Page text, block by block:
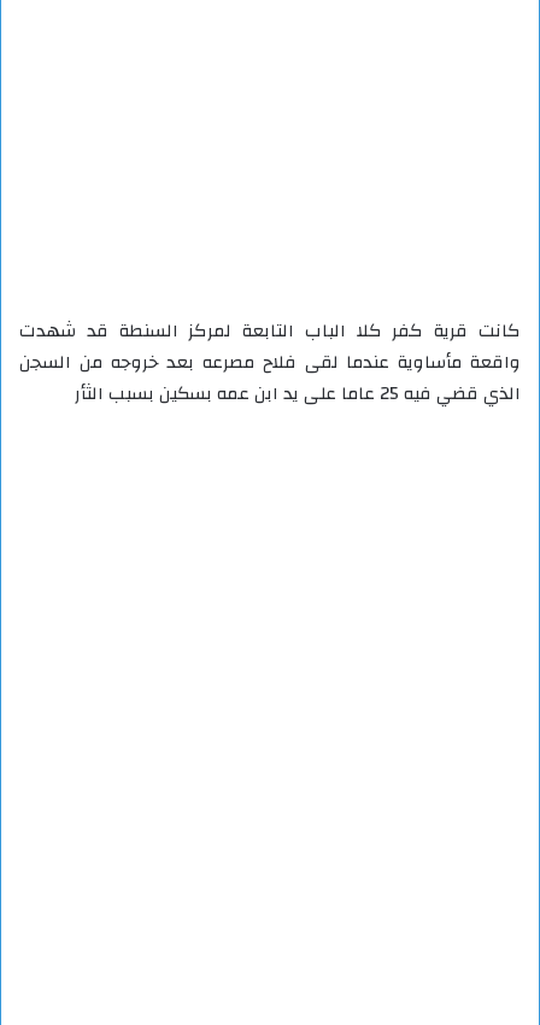
كانت قرية كفر كلا الباب التابعة لمركز السنطة قد شهدت
واقعة مأساوية عندما لقى فلاح مصرعه بعد خروجه من السجن
الذي قضي فيه 25 عاما على يد ابن عمه بسكين بسبب الثأر